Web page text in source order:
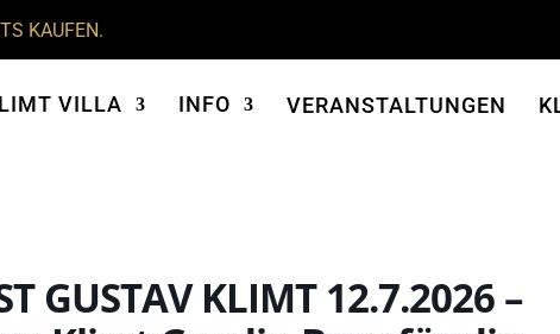
KAUFEN.
VILLA INFO VERANSTALTUNGEN
GUSTAV KLIMT 12.7.2026 –